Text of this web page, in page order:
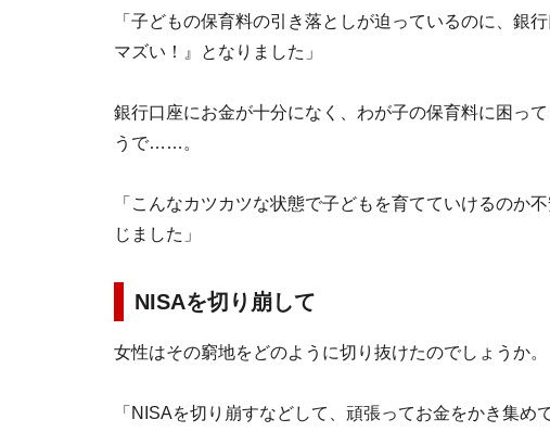
「子どもの保育料の引き落としが迫っているのに、銀
マズい！』となりました」
銀行口座にお金が十分になく、わが子の保育料に困っ
うで……。
「こんなカツカツな状態で子どもを育てていけるのか
じました」
NISAを切り崩して
女性はその窮地をどのように切り抜けたのでしょうか。
「NISAを切り崩すなどして、頑張ってお金をかき集